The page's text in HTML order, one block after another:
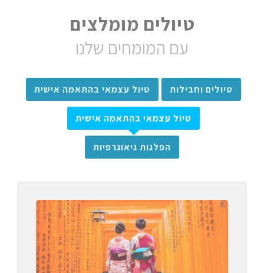
טיולים מומלצים
עם המומחים שלנו
טיולים וחבילות טיול עצמאי בהתאמה אישית
טיול עצמאי בהתאמה אישית
הפלגות גיאוגרפיות